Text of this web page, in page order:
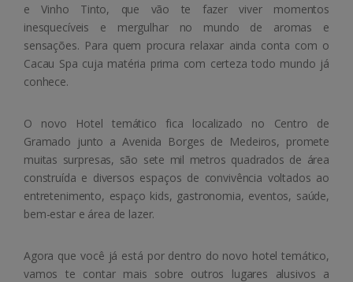
e Vinho Tinto, que vão te fazer viver momentos
inesquecíveis e mergulhar no mundo de aromas e
sensações. Para quem procura relaxar ainda conta com o
Cacau Spa cuja matéria prima com certeza todo mundo já
conhece.
O novo Hotel temático fica localizado no Centro de
Gramado junto a Avenida Borges de Medeiros, promete
muitas surpresas, são sete mil metros quadrados de área
construída e diversos espaços de convivência voltados ao
entretenimento, espaço kids, gastronomia, eventos, saúde,
bem-estar e área de lazer.
Agora que você já está por dentro do novo hotel temático,
vamos te contar mais sobre outros lugares alusivos a